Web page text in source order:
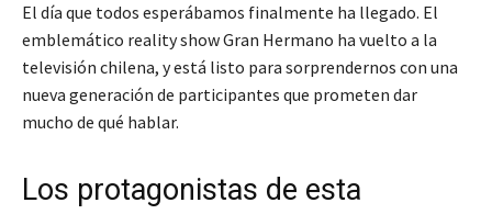
El día que todos esperábamos finalmente ha llegado. El
emblemático reality show Gran Hermano ha vuelto a la
televisión chilena, y está listo para sorprendernos con una
nueva generación de participantes que prometen dar
mucho de qué hablar.
Los protagonistas de esta